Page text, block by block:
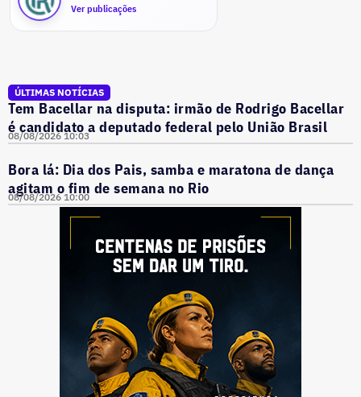
Ver publicações
ÚLTIMAS NOTÍCIAS
Tem Bacellar na disputa: irmão de Rodrigo Bacellar
é candidato a deputado federal pelo União Brasil
08/08/2026 10:03
Bora lá: Dia dos Pais, samba e maratona de dança
agitam o fim de semana no Rio
08/08/2026 10:00